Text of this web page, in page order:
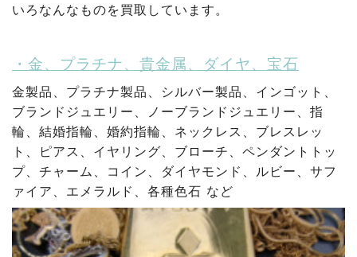
いろなんなものを買取しています。
・金、プラチナ、貴金属、ダイヤ、宝石
金製品、プラチナ製品、シルバー製品、インゴット、
ブランドジュエリー、ノーブランドジュエリー、指
輪、結婚指輪、婚約指輪、ネックレス、ブレスレッ
ト、ピアス、イヤリング、ブローチ、ペンダントトッ
プ、チャーム、コイン、ダイヤモンド、ルビー、サフ
ァイア、エメラルド、各種色石 など